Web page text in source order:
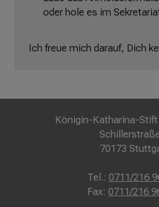
oder hole es im
Ich freue mich darauf, Dich
Königin-Katharina-
70173
Tel.: 0711/216
Fax: 0711/216